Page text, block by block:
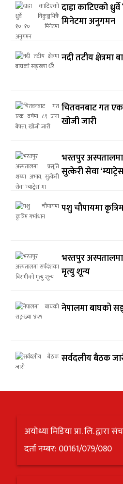
दाह्रा काटिएको
मिनेटमा अनुगमन
नदी तटीय
चितवनबाट गत एक
खोजी जारी
भरतपुर
सुत्केरी सेवा
पशु चौपायमा
भरतपुर
मृत्यु शून्य
नेपालमा बाघको
सर्वदलीय बैठक
अयोध्या मिडिया प्रा. लि. द्वारा
दर्ता नम्बर: 00161/079/080